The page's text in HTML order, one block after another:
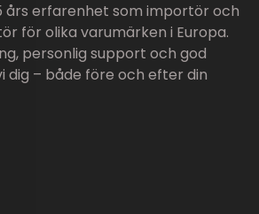
års erfarenhet som importör och
för olika varumärken i Europa.
personlig support och god
dig – både före och efter din